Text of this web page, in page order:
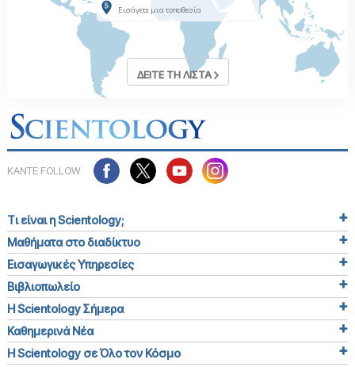
ΔΕΙΤΕ ΤΗ ΛΙΣΤΑ
ΚΑΝΤΕ FOLLOW
Τι είναι η Scientology;
Μαθήματα στο διαδίκτυο
Εισαγωγικές Υπηρεσίες
Βιβλιοπωλείο
Η Scientology Σήμερα
Καθημερινά Νέα
Η Scientology σε Όλο τον Κόσμο